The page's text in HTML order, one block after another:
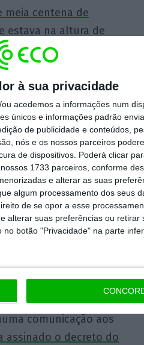
à sua privacidade
acedemos a informações num
únicos e informações padrão
de publicidade e conteúdos,
nós e os nossos parceiros
de dispositivos. Poderá clicar
1733 parceiros, conforme
e alterar as suas
algum processamento dos seus
de se opor a esse
alterar suas preferências ou retirar
botão "Privacidade" na parte
meia centena de
estava na altura de
nacional.
depois de ouvir os
ao Parlamento um
vez, “mais limitado e
uma vez mais,
Parlamento. O
,na segunda-feira, o
“os setores políticos
contra o
:PS, PSD, CDS e a
e Chega
comunicação aos
assinado o decreto do